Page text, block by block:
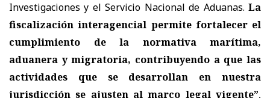
Investigaciones y el Servicio Nacional de Aduanas. La
fiscalización interagencial permite fortalecer el
cumplimiento de la normativa marítima,
aduanera y migratoria, contribuyendo a que las
actividades que se desarrollan en nuestra
jurisdicción se ajusten al marco legal vigente”,